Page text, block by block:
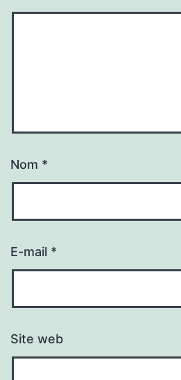
Nom *
E-mail *
Site web